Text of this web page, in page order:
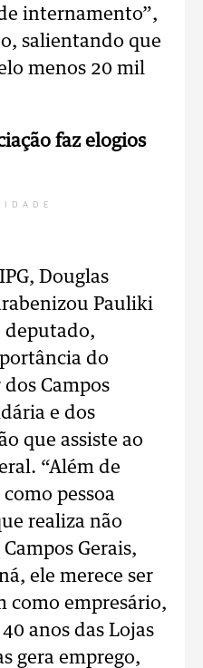
internamento”,
salientando que
menos 20 mil
faz elogios
Douglas
Pauliki
deputado,
do
Campos
e dos
que assiste ao
“Além de
pessoa
realiza não
Gerais,
ele merece ser
como empresário,
anos das Lojas
gera emprego,